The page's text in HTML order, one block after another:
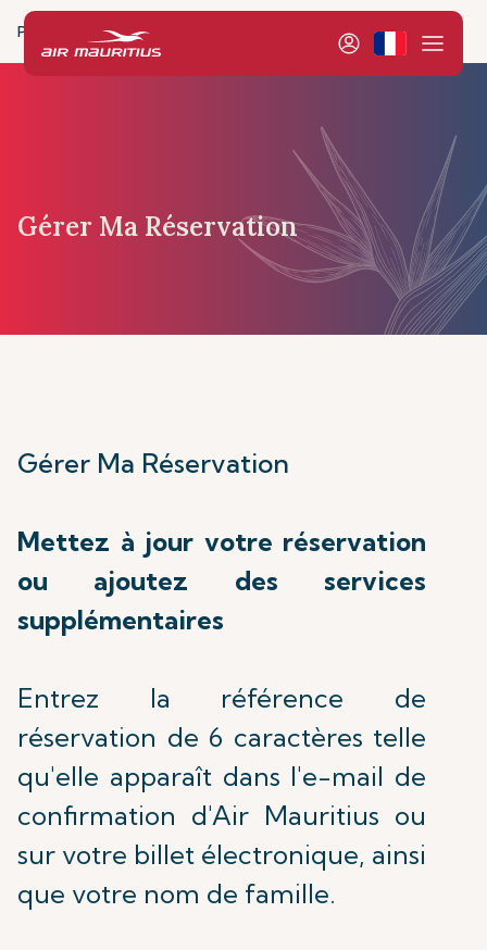
Page d’accueil Gestion
Gérer Ma Réservation
Gérer Ma Réservation
Mettez à jour votre réservation
ou ajoutez des services
supplémentaires
Entrez la référence de
réservation de 6 caractères telle
qu'elle apparaît dans l'e-mail de
confirmation d'Air Mauritius ou
sur votre billet électronique, ainsi
que votre nom de famille.